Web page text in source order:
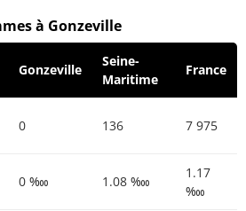
à Gonzeville
Gonzeville
Seine-
Maritime
France
0 136 7 975
0 ‱ 1.08 ‱
1.17
‱